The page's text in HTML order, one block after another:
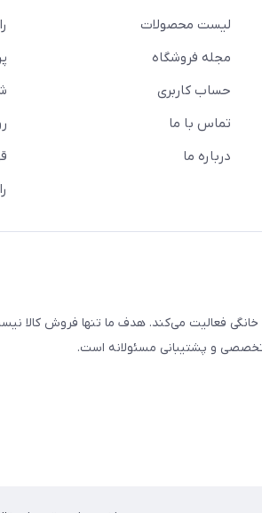
لیست محصولات
مجله فروشگاه
حساب کاربری
تماس با ما
درباره ما
خانگی فعالیت می‌کند. هدف ما تنها فروش کالا
تخصصی و پشتیبانی مسئولانه است.